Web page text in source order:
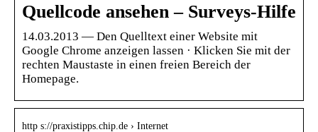
Quellcode ansehen – Surveys-Hilfe
14.03.2013 — Den Quelltext einer Website mit
Google Chrome anzeigen lassen · Klicken Sie mit der
rechten Maustaste in einen freien Bereich der
Homepage.
http s://praxistipps.chip.de › Internet